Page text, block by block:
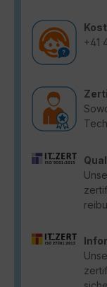
+41